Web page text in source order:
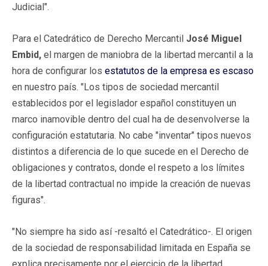
Judicial".
Para el Catedrático de Derecho Mercantil José Miguel
Embid, el margen de maniobra de la libertad mercantil a la
hora de configurar los estatutos de la empresa es escaso
en nuestro país. "Los tipos de sociedad mercantil
establecidos por el legislador español constituyen un
marco inamovible dentro del cual ha de desenvolverse la
configuración estatutaria. No cabe "inventar" tipos nuevos
distintos a diferencia de lo que sucede en el Derecho de
obligaciones y contratos, donde el respeto a los límites
de la libertad contractual no impide la creación de nuevas
figuras".
"No siempre ha sido así -resaltó el Catedrático-. El origen
de la sociedad de responsabilidad limitada en España se